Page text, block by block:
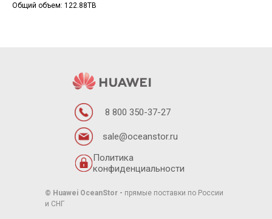
Общий объем: 122.88TB
© Huawei OceanStor - прямые поставки по России
и СНГ
8 800 350-37-27
sale@oceanstor.ru
Политика
конфиденциальности